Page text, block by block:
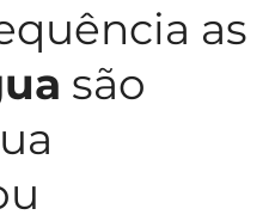
as
são